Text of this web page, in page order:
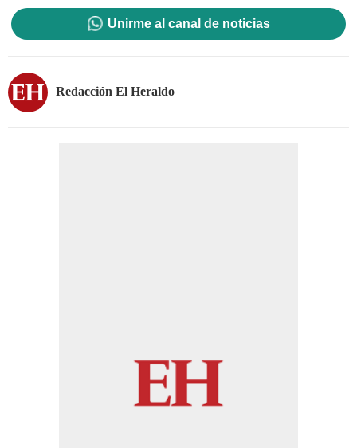
Unirme al canal de noticias
Redacción El Heraldo